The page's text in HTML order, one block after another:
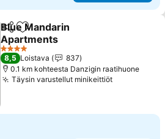
Jaa Lisää suosikkeihin
Blue Mandarin
Apartments
4 Tähtiluokitus
8,5 Loistava
837
0.1 km kohteesta Danzigin raatihuone
Täysin varustellut minikeittiöt